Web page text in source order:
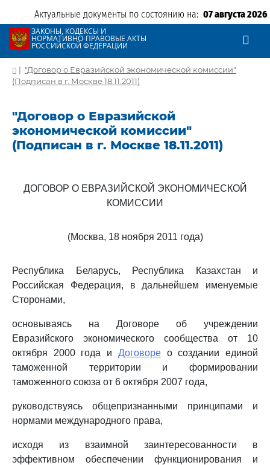
Актуальные документы по состоянию на: 07 августа 2026
ЗАКОНЫ, КОДЕКСЫ И
НОРМАТИВНО-ПРАВОВЫЕ АКТЫ
РОССИЙСКОЙ ФЕДЕРАЦИИ
| "Договор о Евразийской экономической комиссии"
(Подписан в г. Москве 18.11.2011)
"Договор о Евразийской
экономической комиссии"
(Подписан в г. Москве 18.11.2011)
ДОГОВОР О ЕВРАЗИЙСКОЙ ЭКОНОМИЧЕСКОЙ
КОМИССИИ
(Москва, 18 ноября 2011 года)
Республика Беларусь, Республика Казахстан и
Российская Федерация, в дальнейшем именуемые
Сторонами,
основываясь на Договоре об учреждении
Евразийского экономического сообщества от 10
октября 2000 года и Договорео создании единой
таможенной территории и формировании
таможенного союза от 6 октября 2007 года,
руководствуясь общепризнанными принципами и
нормами международного права,
исходя из взаимной заинтересованности в
эффективном обеспечении функционирования и